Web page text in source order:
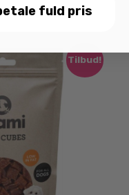
Tilbud!
fuld pris